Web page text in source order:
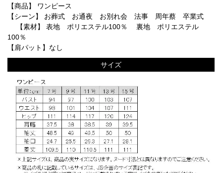
【商品】 ワンピース
【シーン】 お葬式 お通夜 お別れ会 法事 周年蔡 卒業式
【素材】 表地 ポリエステル100％ 裏地 ポリエステル
100％
【肩パット】なし
サイズ